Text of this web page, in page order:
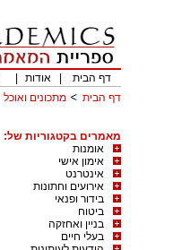
דף הבית
אודות
דף הבית
מתכונים ואוכל
מאמרים בקטגוריות של:
אומנות
אימון אישי
אינטרנט
אירועים וחתונות
בידור ופנאי
ביטוח
בניין ואחזקה
בעלי חיים